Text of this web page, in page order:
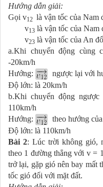
Hướng dẫn giải:
Gọi v12 là vận tốc của Nam
v13 là vận tốc của
v23 là vận tốc của An
a.Khi chuyển động cùng
-20km/h
Hướng:
ngược lại với
Độ lớn: là 20km/h
b.Khi chuyển động ngược
110km/h
Hướng:
theo hướng
Độ lớn: là 110km/h
Bài 2: Lúc trời không gió,
theo 1 đường thẳng với v =
trở lại, gặp gió nên bay mất
tốc gió đối với mặt đất.